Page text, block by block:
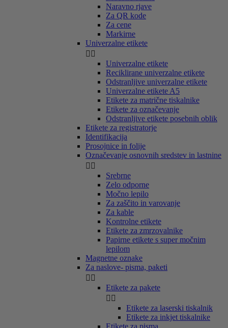
Naravno rjave
Za QR kode
Za cene
Markirne
Univerzalne etikete
 
Univerzalne etikete
Reciklirane univerzalne etikete
Odstranljive univerzalne etikete
Univerzalne etikete A5
Etikete za matrične tiskalnike
Etikete za označevanje
Odstranljive etikete posebnih oblik
Etikete za registratorje
Identifikacija
Prosojnice in folije
Označevanje osnovnih sredstev in lastnine
 
Srebrne
Zelo odporne
Močno lepilo
Za zaščito in varovanje
Za kable
Kontrolne etikete
Etikete za zmrzovalnike
Papirne etikete s super močnim
lepilom
Magnetne oznake
Za naslove- pisma, paketi
 
Etikete za pakete
 
Etikete za laserski tiskalnik
Etikete za inkjet tiskalnike
Etikete za pisma